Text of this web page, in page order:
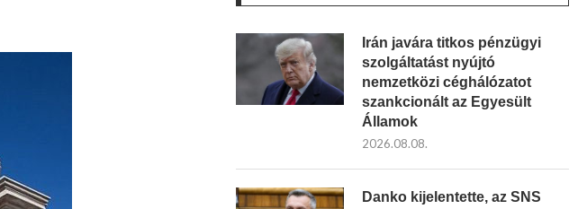
Irán javára titkos pénzügyi
szolgáltatást nyújtó
nemzetközi céghálózatot
szankcionált az Egyesült
Államok
2026.08.08.
Danko kijelentette, az SNS